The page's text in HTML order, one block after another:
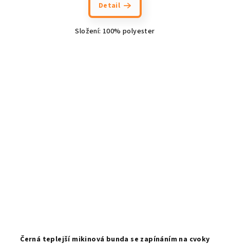
Detail
Složení: 100% polyester
Černá teplejší mikinová bunda se zapínáním na cvoky